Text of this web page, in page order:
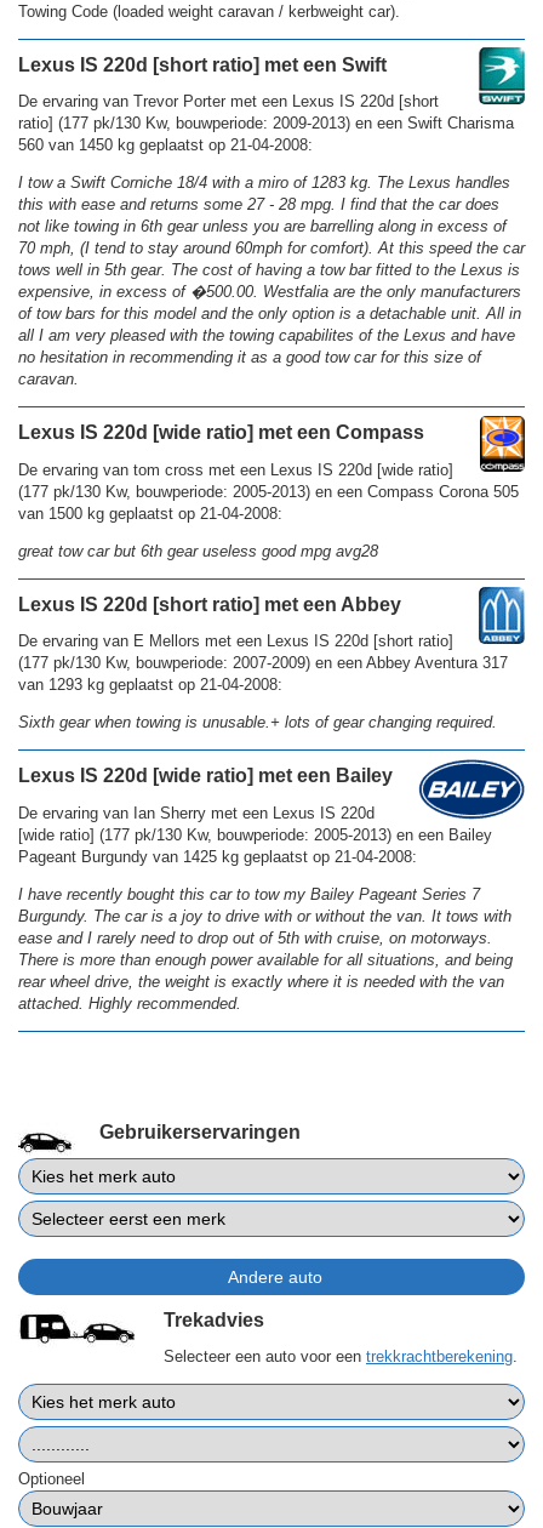
Towing Code (loaded weight caravan / kerbweight car).
Lexus IS 220d [short ratio] met een Swift
De ervaring van Trevor Porter met een Lexus IS 220d [short
ratio] (177 pk/130 Kw, bouwperiode: 2009-2013) en een Swift Charisma
560 van 1450 kg geplaatst op 21-04-2008:
I tow a Swift Corniche 18/4 with a miro of 1283 kg. The Lexus handles
this with ease and returns some 27 - 28 mpg. I find that the car does
not like towing in 6th gear unless you are barrelling along in excess of
70 mph, (I tend to stay around 60mph for comfort). At this speed the car
tows well in 5th gear. The cost of having a tow bar fitted to the Lexus is
expensive, in excess of �500.00. Westfalia are the only manufacturers
of tow bars for this model and the only option is a detachable unit. All in
all I am very pleased with the towing capabilites of the Lexus and have
no hesitation in recommending it as a good tow car for this size of
caravan.
Lexus IS 220d [wide ratio] met een Compass
De ervaring van tom cross met een Lexus IS 220d [wide ratio]
(177 pk/130 Kw, bouwperiode: 2005-2013) en een Compass Corona 505
van 1500 kg geplaatst op 21-04-2008:
great tow car but 6th gear useless good mpg avg28
Lexus IS 220d [short ratio] met een Abbey
De ervaring van E Mellors met een Lexus IS 220d [short ratio]
(177 pk/130 Kw, bouwperiode: 2007-2009) en een Abbey Aventura 317
van 1293 kg geplaatst op 21-04-2008:
Sixth gear when towing is unusable.+ lots of gear changing required.
Lexus IS 220d [wide ratio] met een Bailey
De ervaring van Ian Sherry met een Lexus IS 220d
[wide ratio] (177 pk/130 Kw, bouwperiode: 2005-2013) en een Bailey
Pageant Burgundy van 1425 kg geplaatst op 21-04-2008:
I have recently bought this car to tow my Bailey Pageant Series 7
Burgundy. The car is a joy to drive with or without the van. It tows with
ease and I rarely need to drop out of 5th with cruise, on motorways.
There is more than enough power available for all situations, and being
rear wheel drive, the weight is exactly where it is needed with the van
attached. Highly recommended.
Gebruikerservaringen
Trekadvies
Selecteer een auto voor een trekkrachtberekening.
Optioneel